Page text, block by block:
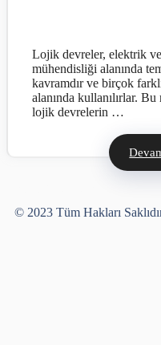
Lojik devreler, elektrik
mühendisliği alanında
kavramdır ve birçok
alanında kullanılırlar. Bu
lojik devrelerin …
© 2023 Tüm Hakları